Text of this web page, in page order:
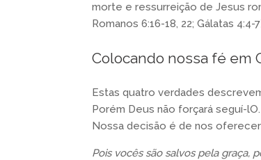
morte e ressurreição de Jesus
Romanos 6:16-18, 22; Gálatas 4:4-
Colocando nossa fé em
Estas quatro verdades
Porém Deus não forçará seguí-
Nossa decisão é de nos
Pois vocês são salvos pela graça,